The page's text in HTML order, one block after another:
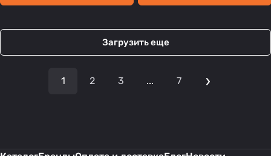
Загрузить еще
1 2 3 ... 7